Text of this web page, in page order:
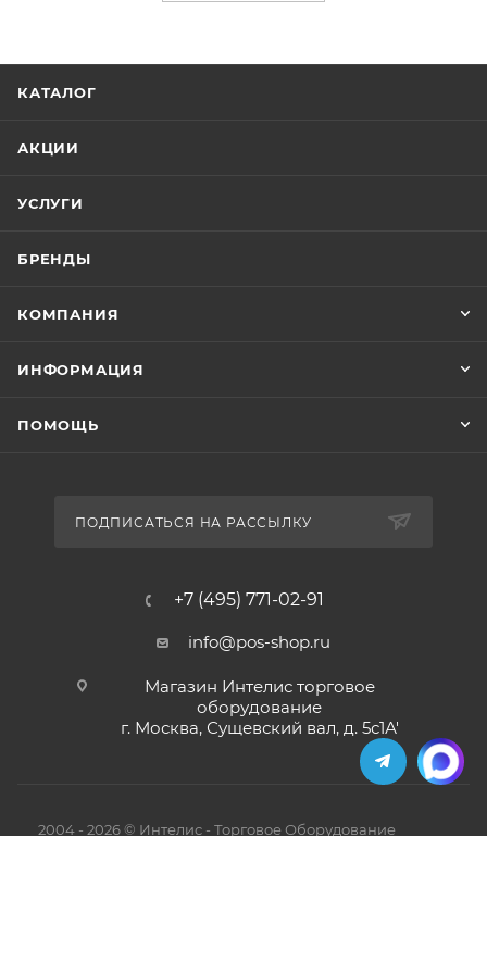
КАТАЛОГ
АКЦИИ
УСЛУГИ
БРЕНДЫ
КОМПАНИЯ
ИНФОРМАЦИЯ
ПОМОЩЬ
ПОДПИСАТЬСЯ НА РАССЫЛКУ
+7 (495) 771-02-91
info@pos-shop.ru
Магазин Интелис торговое
оборудование
г. Москва, Сущевский вал, д. 5с1А'
2004 - 2026 © Интелис - Торговое Оборудование